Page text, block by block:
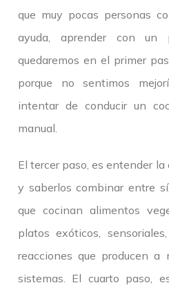
que muy pocas personas
ayuda, aprender con un
quedaremos en el primer
porque no sentimos
intentar de conducir un
manual.
El tercer paso, es entender
y saberlos combinar entre
que cocinan alimentos
platos exóticos,
reacciones que producen a
sistemas. El cuarto paso,